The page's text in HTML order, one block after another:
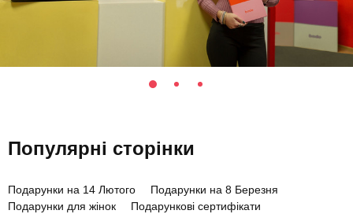
Популярні сторінки
Подарунки на 14 Лютого
Подарунки на 8 Березня
Подарунки для жінок
Подарункові сертифікати